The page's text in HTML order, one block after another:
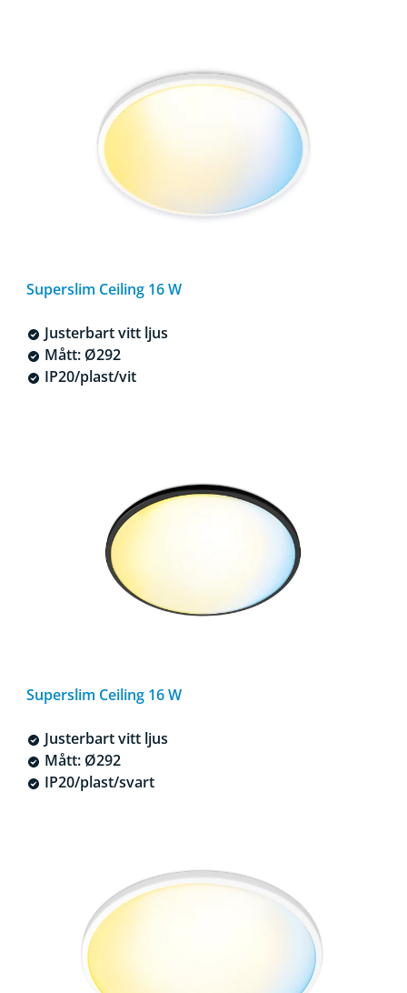
Superslim Ceiling 16 W
Justerbart vitt ljus
Mått: Ø292
IP20/plast/vit
Superslim Ceiling 16 W
Justerbart vitt ljus
Mått: Ø292
IP20/plast/svart